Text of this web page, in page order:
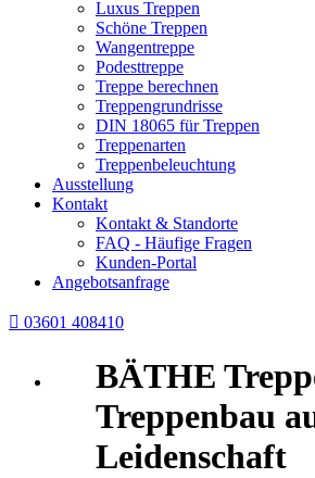
Luxus Treppen
Schöne Treppen
Wangentreppe
Podesttreppe
Treppe berechnen
Treppengrundrisse
DIN 18065 für Treppen
Treppenarten
Treppenbeleuchtung
Ausstellung
Kontakt
Kontakt & Standorte
FAQ - Häufige Fragen
Kunden-Portal
Angebotsanfrage
 03601 408410
BÄTHE
Treppenbau
Leidenschaft